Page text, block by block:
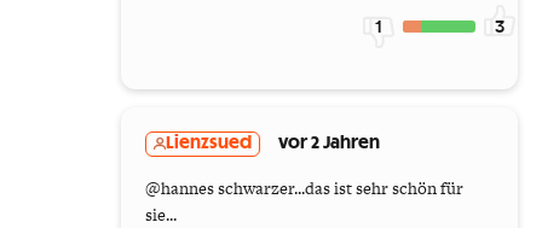
1 3
Lienzsued vor 2 Jahren
@hannes schwarzer...das ist sehr schön für
sie...